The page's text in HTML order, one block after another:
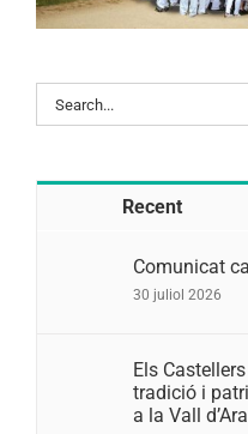
Search
for:
Recent
Comunicat
30 juliol 2026
Els
tradició i
a la Vall